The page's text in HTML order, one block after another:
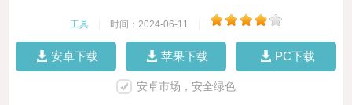
工具 时间：2024-06-11
安卓下载 苹果下载 PC下载
安卓市场，安全绿色